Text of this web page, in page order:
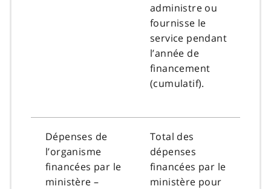
administre ou
fournisse le
service pendant
l’année de
financement
(cumulatif).
Dépenses de
l’organisme
financées par le
ministère –
Total des
dépenses
financées par le
ministère pour